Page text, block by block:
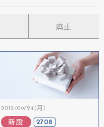
廃止
2012/09/24（月）
新設 2708